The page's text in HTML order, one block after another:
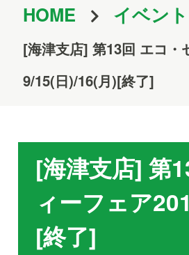
HOME イベント
[海津支店] 第13回 エコ
9/15(日)/16(月)[終了]
[海津支店] 第
ィーフェア
[終了]